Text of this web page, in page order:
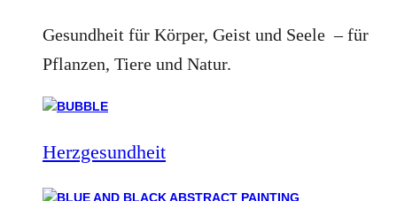
Gesundheit für Körper, Geist und Seele – für
Pflanzen, Tiere und Natur.
Herzgesundheit